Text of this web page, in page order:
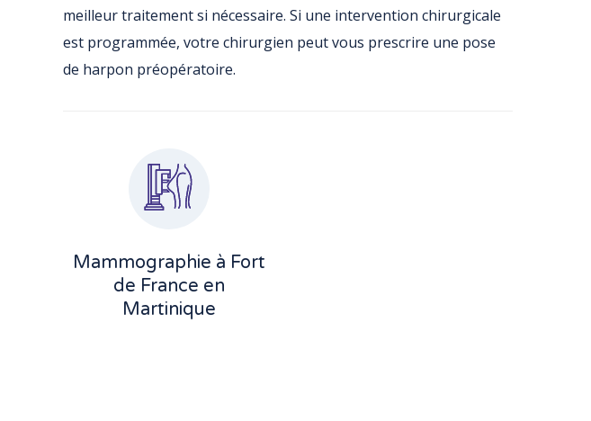
meilleur traitement si nécessaire. Si une intervention chirurgicale
est programmée, votre chirurgien peut vous prescrire une pose
de harpon préopératoire.
Mammographie à Fort
de France en
Martinique